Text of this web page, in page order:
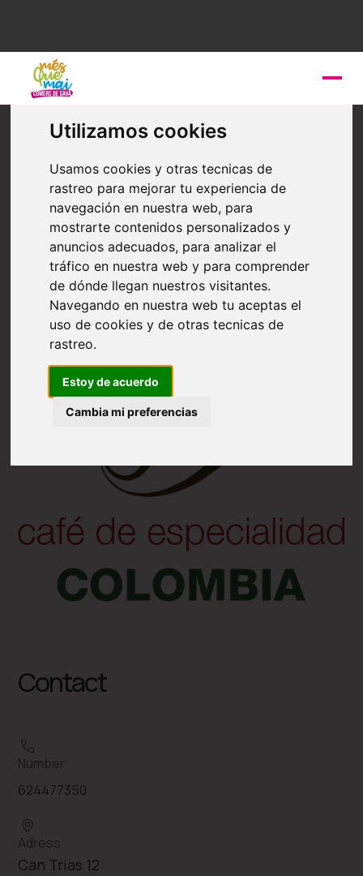
Utilizamos cookies
Usamos cookies y otras tecnicas de
rastreo para mejorar tu experiencia de
navegación en nuestra web, para
mostrarte contenidos personalizados y
anuncios adecuados, para analizar el
tráfico en nuestra web y para comprender
de dónde llegan nuestros visitantes.
Navegando en nuestra web tu aceptas el
uso de cookies y de otras tecnicas de
rastreo.
Estoy de acuerdo
Cambia mi preferencias
Feeding
Café Opita
Opita, café de especialidad importado desde
Colombia, con una puntuación certificada por La
Asociación de Cafés Especiales (SCA) de 85 puntos.
Tostamos nuestro café en pequeños lotes para
garantizar que cada taza sea rica, con cuerpo,
complejidad y profundidad de sabor.
Contact
Number
624477350
Adress
Can Trias 12